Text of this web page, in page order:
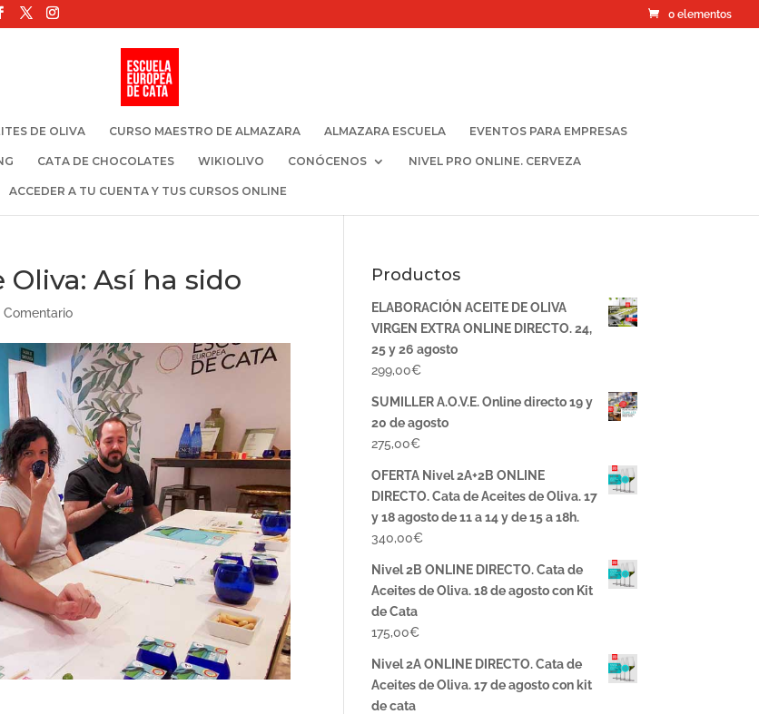
0 elementos
DE OLIVA CURSO MAESTRO DE ALMAZARA ALMAZARA ESCUELA EVENTOS PARA EMPRESAS
CATA DE CHOCOLATES WIKIOLIVO CONÓCENOS NIVEL PRO ONLINE. CERVEZA
ACCEDER A TU CUENTA Y TUS CURSOS ONLINE
Oliva: Así ha sido
Comentario
Productos
ELABORACIÓN ACEITE DE OLIVA
VIRGEN EXTRA ONLINE DIRECTO. 24,
25 y 26 agosto
299,00€
SUMILLER A.O.V.E. Online directo 19 y
20 de agosto
275,00€
OFERTA Nivel 2A+2B ONLINE
DIRECTO. Cata de Aceites de Oliva. 17
y 18 agosto de 11 a 14 y de 15 a 18h.
340,00€
Nivel 2B ONLINE DIRECTO. Cata de
Aceites de Oliva. 18 de agosto con Kit
de Cata
175,00€
Nivel 2A ONLINE DIRECTO. Cata de
Aceites de Oliva. 17 de agosto con kit
de cata